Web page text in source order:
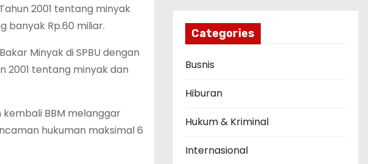
2001 tentang minyak
banyak Rp.60 miliar.
Minyak di SPBU dengan
2001 tentang minyak dan
BBM melanggar
hukuman maksimal 6
Categories
Busnis
Hiburan
Hukum & Kriminal
Internasional